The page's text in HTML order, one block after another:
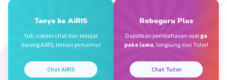
2. Bunglon mengubah warna kulit sesuai dengan
lingkungannya adalah contoh dari ciri makhluk hidup
beradaptasi. Adaptasi dilakukan oleh hewan dengan
3. Saat menghembuskan nafas di cermin, cermin tampak
buram adalah contoh dari ciri makhluk hidup melakukan
Tanya ke AiRIS
Yuk, cobain chat dan belajar
bareng AiRIS, teman pintarmu!
Chat AiRIS
Roboguru Plus
Dapatkan pembahasan soal ga
pake lama, langsung dari Tutor!
Chat Tutor